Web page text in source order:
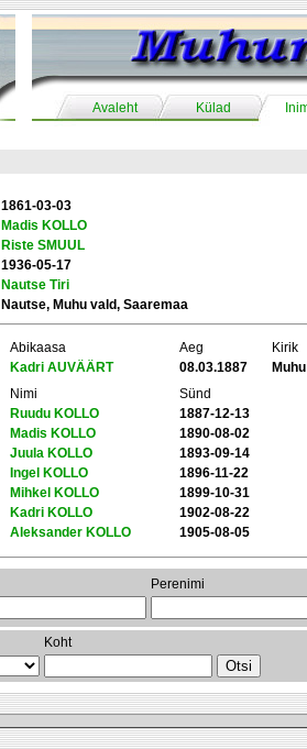
Avaleht Külad
1861-03-03
Madis KOLLO
Riste SMUUL
1936-05-17
Nautse Tiri
Nautse, Muhu vald, Saaremaa
Abikaasa Aeg
Kirik
Kadri AUVÄÄRT
08.03.1887
Muhu
Nimi
Sünd
Ruudu KOLLO
1887-12-13
Madis KOLLO
1890-08-02
Juula KOLLO
1893-09-14
Ingel KOLLO
1896-11-22
Mihkel KOLLO
1899-10-31
Kadri KOLLO
1902-08-22
Aleksander KOLLO
1905-08-05
Perenimi
Koht